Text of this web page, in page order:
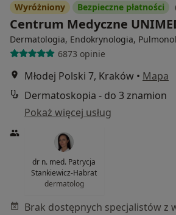
Wyróżniony Bezpieczne płatności
Centrum Medyczne
Dermatologia, Endokrynologia,
6873 opinie
Młodej Polski 7, Kraków • Mapa
Dermatoskopia - do 3 znamion
Pokaż więcej usług
dr n. med. Patrycja
Stankiewicz-Habrat
dermatolog